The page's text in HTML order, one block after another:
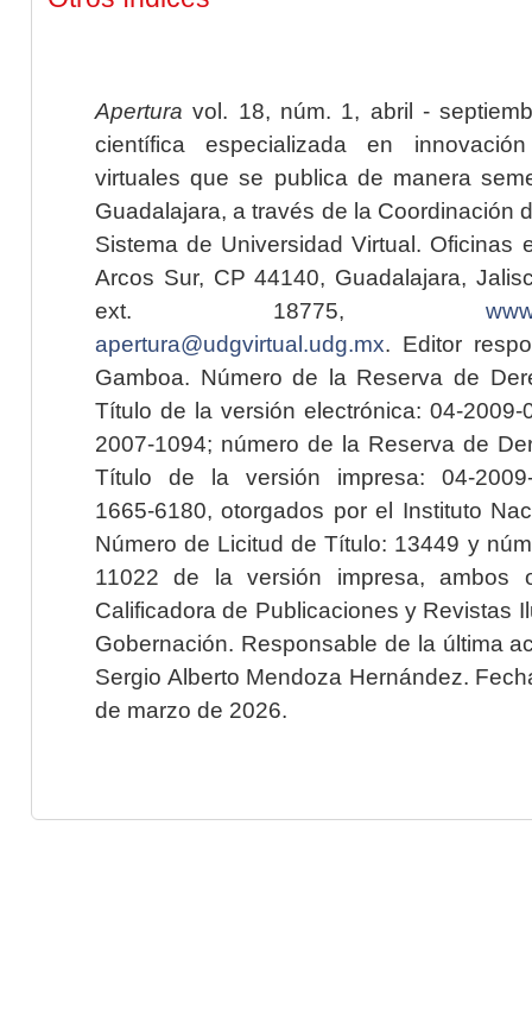
Apertura vol. 18, núm. 1, abril -
científica especializada en
virtuales que se publica de manera
Guadalajara, a través de la Coordinación
Sistema de Universidad Virtual. Oficinas
Arcos Sur, CP 44140, Guadalajara,
ext. 18775,
apertura@udgvirtual.udg.mx. Editor
Gamboa. Número de la Reserva de
Título de la versión electrónica: 04-2009-
2007-1094; número de la Reserva de
Título de la versión impresa: 04-2009-
1665-6180, otorgados por el Instituto
Número de Licitud de Título: 13449 y
11022 de la versión impresa, ambos
Calificadora de Publicaciones y Revistas
Gobernación. Responsable de la última
Sergio Alberto Mendoza Hernández.
de marzo de 2026.